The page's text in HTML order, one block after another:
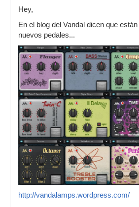
Hey,
En el blog del Vandal dicen que
nuevos pedales...
http://vandalamps.wordpress.com/